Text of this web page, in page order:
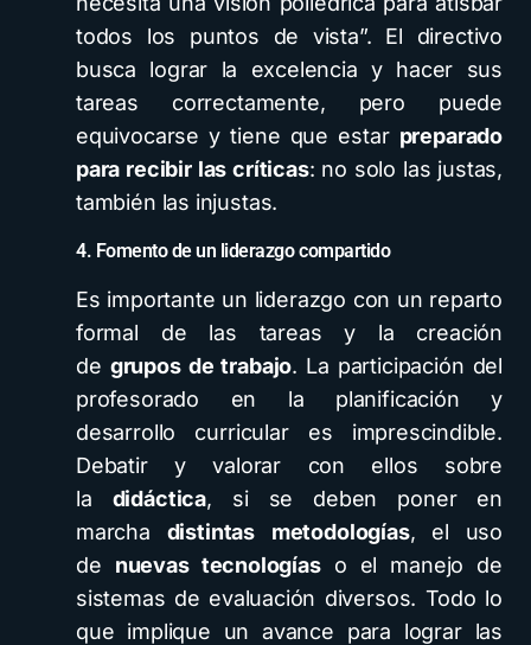
todos los puntos de vista”. El directivo
busca lograr la excelencia y hacer sus
tareas correctamente, pero puede
equivocarse y tiene que estar preparado
para recibir las críticas: no solo las justas,
también las injustas.
4. Fomento de un liderazgo compartido
Es importante un liderazgo con un reparto
formal de las tareas y la creación
de grupos de trabajo. La participación del
profesorado en la planificación y
desarrollo curricular es imprescindible.
Debatir y valorar con ellos sobre
la didáctica, si se deben poner en
marcha distintas metodologías, el uso
de nuevas tecnologíaso el manejo de
sistemas de evaluación diversos. Todo lo
que implique un avance para lograr las